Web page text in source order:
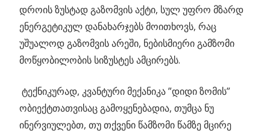
დროის ზუსტად გაზომვის აქტი, სულ უფრო მზარდ
ენერგეტიკულ დანახარჯებს მოითხოვს, რაც
უშუალოდ გაზომვის არეში, ნებისმიერი გამზომი
მოწყობილობის სიზუსტეს ამცირებს.
ტექნიკურად, კვანტური მექანიკა ”დიდი ზომის”
ობიექტთათვისაც გამოყენებადია, თუმცა ნუ
ინერვიულებთ, თუ თქვენი წამზომი წამზე მცირე